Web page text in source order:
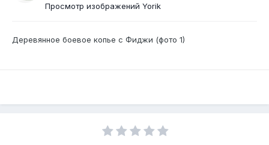
Просмотр изображений Yorik
Деревянное боевое копье с Фиджи (фото 1)